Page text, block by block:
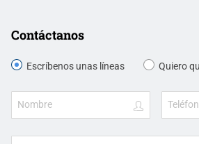
Contáctanos
Escríbenos unas líneas Quiero